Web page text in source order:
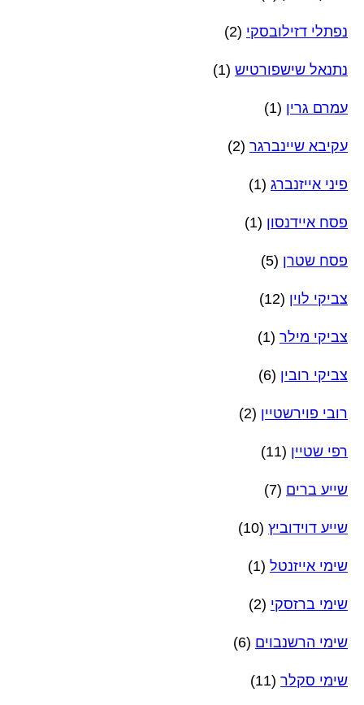
נפתלי דזילובסקי (2)
נתנאל שישפורטיש (1)
עמרם גרין (1)
עקיבא שיינברגר (2)
פיני אייזנברג (1)
פסח איידנסון (1)
פסח שטרן (5)
צביקי לוין (12)
צביקי מילר (1)
צביקי רובין (6)
רובי פוירשטיין (2)
רפי שטיין (11)
שייע ברים (7)
שייע דוידוביץ (10)
שימי אייזנטל (1)
שימי ברזסקי (2)
שימי הרשנבוים (6)
שימי סקלר (11)